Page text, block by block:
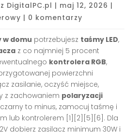
DigitalPC.pl | maj 12, 2026 |
| 0 komentarzy
w domu potrzebujesz taśmy LED,
z co najmniej 5 procent
kontrolera RGB,
powierzchni
zasilanie, oczyść miejsce,
z zachowaniem polaryzacji
to minus, zamocuj taśmę i
lub kontrolerem [1][2][5][6]. Dla
dobierz zasilacz minimum 30W i